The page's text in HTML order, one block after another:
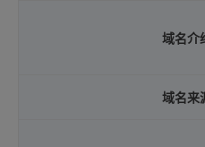
域名介
域名来